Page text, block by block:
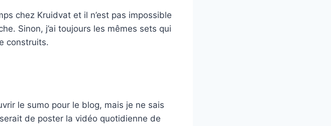
chez Kruidvat et il n’est pas impossible
Sinon, j’ai toujours les mêmes sets qui
construits.
le sumo pour le blog, mais je ne sais
de poster la vidéo quotidienne de